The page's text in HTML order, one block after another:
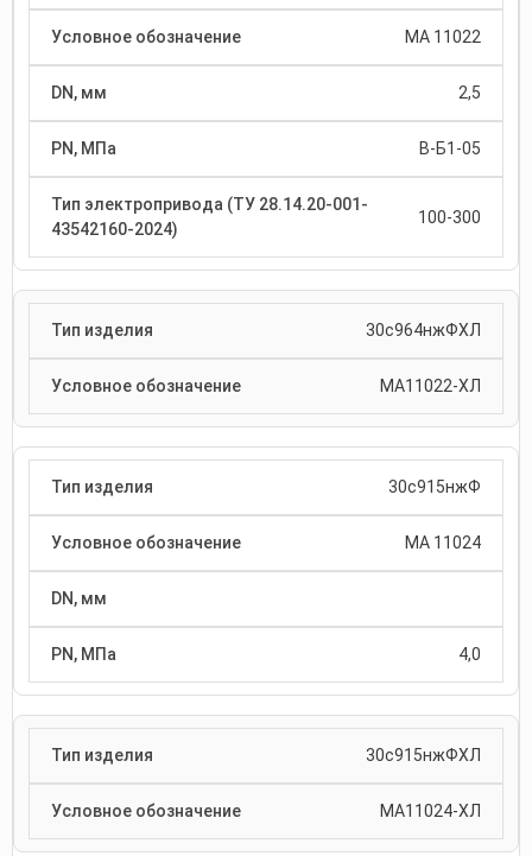
МА 11022
2,5
В-Б1-05
100-300
30с964нжФХЛ
МА11022-ХЛ
30с915нжФ
МА 11024
4,0
30с915нжФХЛ
МА11024-ХЛ